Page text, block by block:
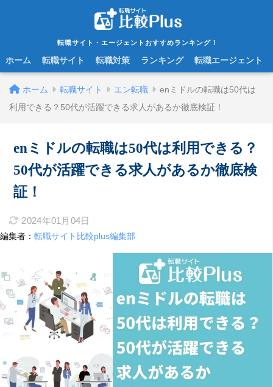
転職サイト・エージェントおすすめランキング！
ホーム 転職サイト 転職対策 ランキング 転職エージェント
ホーム 転職サイト エン転職
enミドルの転職は50代は
利用できる？50代が活躍できる求人があるか徹底検証！
enミドルの転職は50代は利用できる？
50代が活躍できる求人があるか徹底検
証！
2024年01月04日
編集者： 転職サイト比較plus編集部